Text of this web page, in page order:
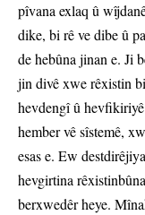
pîvana exlaq û
dike, bi rê ve dibe û
de hebûna jinan e. Ji
jin divê xwe rêxistin
hevdengî û
hember vê sîstemê,
esas e. Ew
hevgirtina
berxwedêr heye.